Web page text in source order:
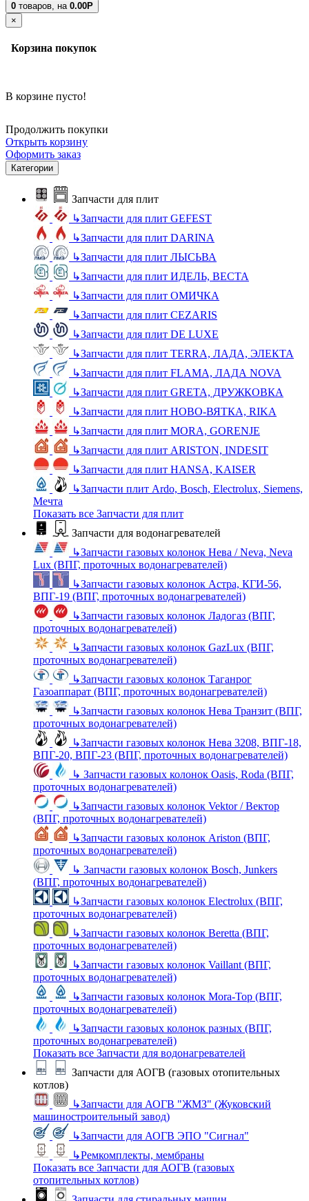
0 товаров, на 0.00Р
×
Корзина покупок
В корзине пусто!
Продолжить покупки
Открыть корзину
Оформить заказ
Категории
Запчасти для плит
↳Запчасти для плит GEFEST
↳Запчасти для плит DARINA
↳Запчасти для плит ЛЫСЬВА
↳Запчасти для плит ИДЕЛЬ, ВЕСТА
↳Запчасти для плит ОМИЧКА
↳Запчасти для плит CEZARIS
↳Запчасти для плит DE LUXE
↳Запчасти для плит TERRA, ЛАДА, ЭЛЕКТА
↳Запчасти для плит FLAMA, ЛАДА NOVA
↳Запчасти для плит GRETA, ДРУЖКОВКА
↳Запчасти для плит НОВО-ВЯТКА, RIKA
↳Запчасти для плит MORA, GORENJE
↳Запчасти для плит ARISTON, INDESIT
↳Запчасти для плит HANSA, KAISER
↳Запчасти плит Ardo, Bosch, Electrolux, Siemens,
Мечта
Показать все Запчасти для плит
Запчасти для водонагревателей
↳Запчасти газовых колонок Нева / Neva, Neva
Lux (ВПГ, проточных водонагревателей)
↳Запчасти газовых колонок Астра, КГИ-56,
ВПГ-19 (ВПГ, проточных водонагревателей)
↳Запчасти газовых колонок Ладогаз (ВПГ,
проточных водонагревателей)
↳Запчасти газовых колонок GazLux (ВПГ,
проточных водонагревателей)
↳Запчасти газовых колонок Таганрог
Газоаппарат (ВПГ, проточных водонагревателей)
↳Запчасти газовых колонок Нева Транзит (ВПГ,
проточных водонагревателей)
↳Запчасти газовых колонок Нева 3208, ВПГ-18,
ВПГ-20, ВПГ-23 (ВПГ, проточных водонагревателей)
↳ Запчасти газовых колонок Oasis, Roda (ВПГ,
проточных водонагревателей)
↳Запчасти газовых колонок Vektor / Вектор
(ВПГ, проточных водонагревателей)
↳Запчасти газовых колонок Ariston (ВПГ,
проточных водонагревателей)
↳ Запчасти газовых колонок Bosch, Junkers
(ВПГ, проточных водонагревателей)
↳Запчасти газовых колонок Electrolux (ВПГ,
проточных водонагревателей)
↳Запчасти газовых колонок Beretta (ВПГ,
проточных водонагревателей)
↳Запчасти газовых колонок Vaillant (ВПГ,
проточных водонагревателей)
↳Запчасти газовых колонок Mora-Top (ВПГ,
проточных водонагревателей)
↳Запчасти газовых колонок разных (ВПГ,
проточных водонагревателей)
Показать все Запчасти для водонагревателей
Запчасти для АОГВ (газовых отопительных
котлов)
↳Запчасти для АОГВ "ЖМЗ" (Жуковский
машиностроительный завод)
↳Запчасти для АОГВ ЭПО "Сигнал"
↳Ремкомплекты, мембраны
Показать все Запчасти для АОГВ (газовых
отопительных котлов)